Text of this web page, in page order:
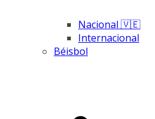
Nacional 🇻🇪
Internacional
Béisbol